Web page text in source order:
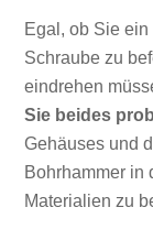
Egal, ob Sie
Schraube zu
eindrehen
Sie beides
Gehäuses und
Bohrhammer in
Materialien zu